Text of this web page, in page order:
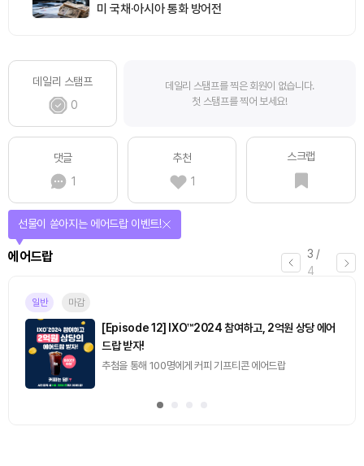
미 국채·아시아 통화 방어전
데일리 스탬프
0
데일리 스탬프를 찍은 회원이 없습니다.
첫 스탬프를 찍어 보세요!
댓글
1
추천
1
스크랩
3 /
4
에어드랍
선물이 쏟아지는 에어드랍 이벤트!
일반 마감
[Episode 12] IXO™2024 참여하고, 2억원 상당 에어
드랍 받자!
추첨을 통해 100명에게 커피 기프티콘 에어드랍